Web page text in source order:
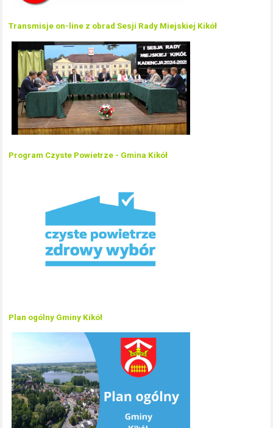
Transmisje on-line z obrad Sesji Rady Miejskiej Kikół
Program Czyste Powietrze - Gmina Kikół
Plan ogólny Gminy Kikół